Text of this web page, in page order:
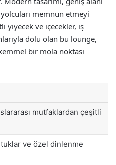
memnun etmeyi
yiyecek ve içecekler, iş
dolu olan bu lounge,
bir mola noktası
mutfaklardan çeşitli
ve özel dinlenme